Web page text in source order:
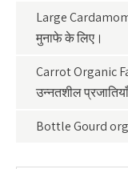
Large
मुनाफे के लिए।
Carrot Organic
उन्नतशील प्रजातियाँ
Bottle Gourd